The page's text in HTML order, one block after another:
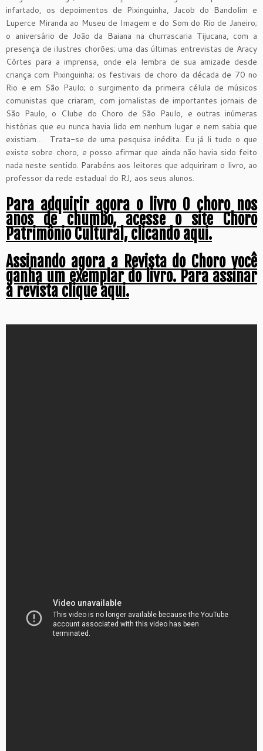
infartado, os depoimentos de Pixinguinha, Jacob do Bandolim e
Luperce Miranda ao Museu de Imagem e do Som do Rio de Janeiro;
o aniversário de João da Baiana na churrascaria Tijucana, com a
presença de ilustres chorões; uma das últimas entrevistas de Aracy
Côrtes para a imprensa, onde ela lembra de sua amizade desde
criança com Pixinguinha; os festivais de choro da década de 70 no
Rio e em São Paulo; o surgimento da primeira célula de músicos
comunistas que criaram, com jornalistas de importantes jornais de
São Paulo, o Clube do Choro de São Paulo, e outras inúmeras
histórias que eu nunca havia lido em nenhum lugar e nem sabia que
existiam… Trata-se de uma pesquisa inédita. Eu já li tudo o que
existe sobre choro, e posso afirmar que ainda não havia sido feito
nada neste sentido. Parabéns aos leitores que adquiriram o livro, ao
professor da rede estadual do RJ, aos seus alunos.
Para adquirir agora o livro O choro nos
anos de chumbo, acesse o site Choro
Patrimônio Cultural, clicando aqui.
Assinando agora a Revista do Choro você
ganha um exemplar do livro. Para assinar
a revista clique aqui.